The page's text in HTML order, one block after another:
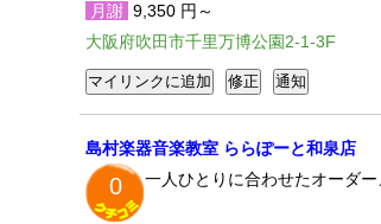
月謝 9,350 円～
大阪府吹田市千里万博公園2-1-3F
島村楽器音楽教室 ららぽーと和泉店
0 一人ひとりに合わせたオーダ